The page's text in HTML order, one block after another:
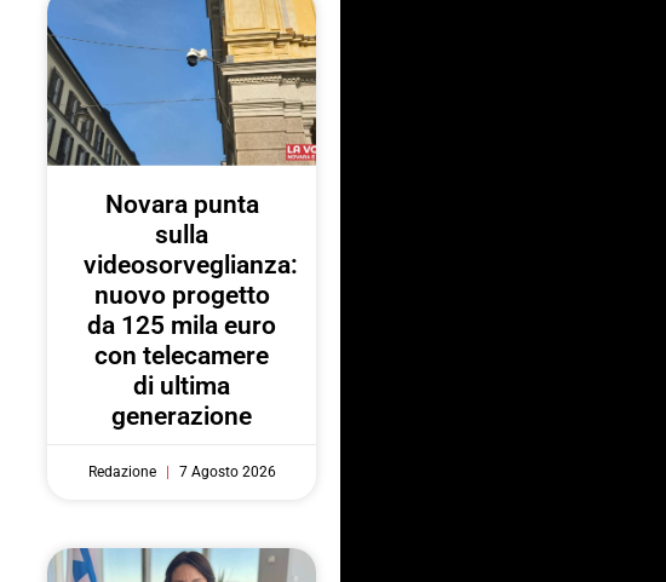
Novara punta
sulla
videosorveglianza:
nuovo progetto
da 125 mila euro
con telecamere
di ultima
generazione
Redazione 7 Agosto 2026